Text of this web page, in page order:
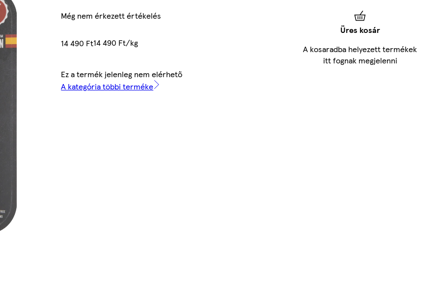
Még nem érkezett értékelés
14 490 Ft14 490 Ft/kg
Ez a termék jelenleg nem elérhető
A kategória többi terméke
Üres kosár
A kosaradba helyezett termékek
itt fognak megjelenni